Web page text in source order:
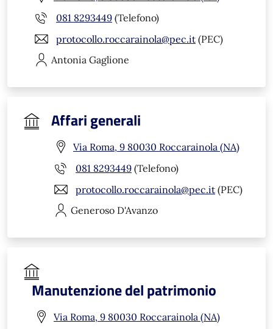
081 8293449 (Telefono)
protocollo.roccarainola@pec.it (PEC)
Antonia Gaglione
Affari generali
Via Roma, 9 80030 Roccarainola (NA)
081 8293449 (Telefono)
protocollo.roccarainola@pec.it (PEC)
Generoso D'Avanzo
Manutenzione del patrimonio
Via Roma, 9 80030 Roccarainola (NA)